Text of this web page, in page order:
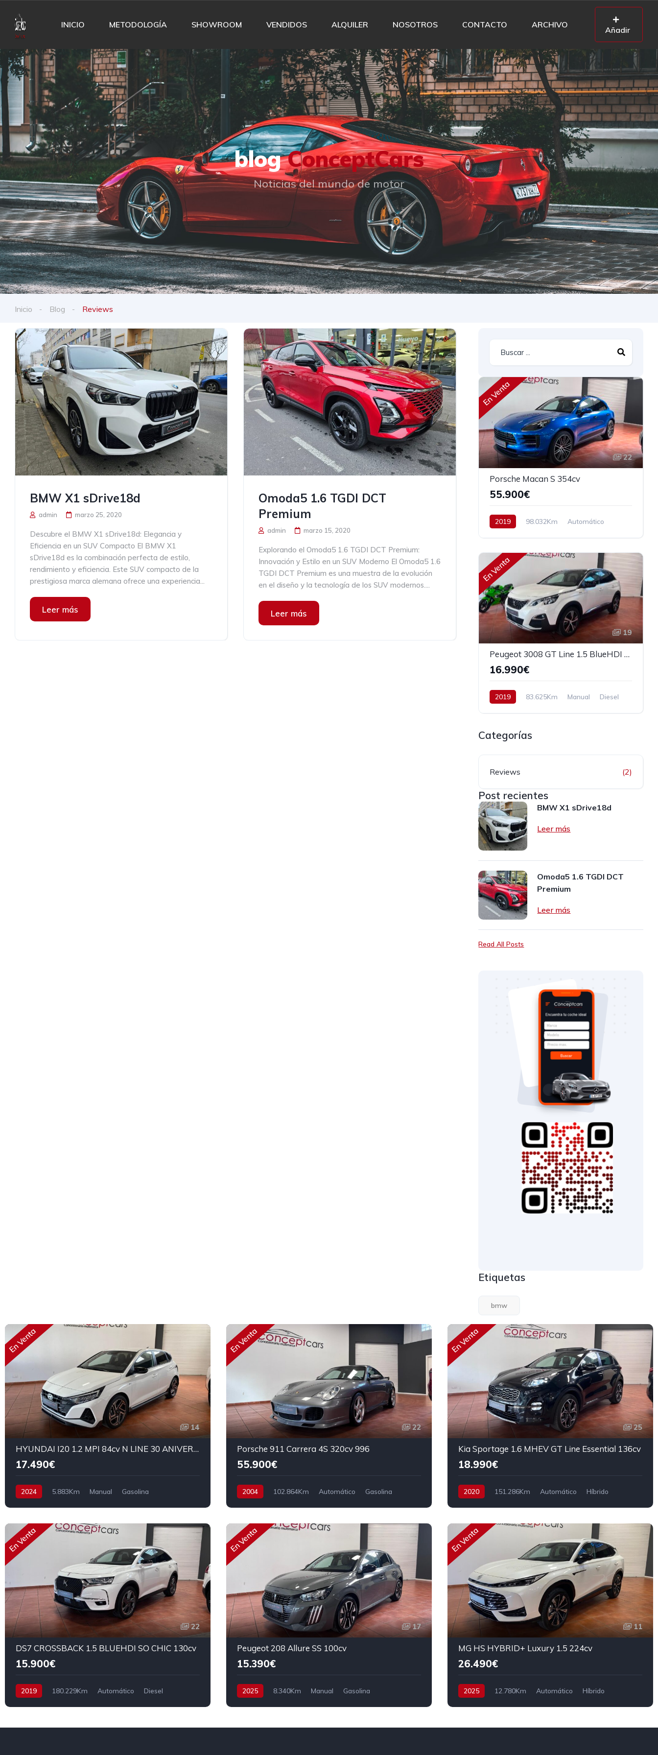
INICIO METODOLOGÍA SHOWROOM VENDIDOS ALQUILER NOSOTROS CONTACTO ARCHIVO
Añadir
blogConceptCars
Noticias del mundo de motor
Inicio Blog Reviews
BMW X1 sDrive18d
admin marzo 25, 2020
Descubre el BMW X1 sDrive18d: Elegancia y
Eficiencia en un SUV Compacto El BMW X1
sDrive18d es la combinación perfecta de estilo,
rendimiento y eficiencia. Este SUV compacto de la
prestigiosa marca alemana ofrece una experiencia...
Leer más
Omoda5 1.6 TGDI DCT
Premium
admin marzo 15, 2020
Explorando el Omoda5 1.6 TGDI DCT Premium:
Innovación y Estilo en un SUV Moderno El Omoda5 1.6
TGDI DCT Premium es una muestra de la evolución
en el diseño y la tecnología de los SUV modernos....
Leer más
En Venta
22
Porsche Macan S 354cv
55.900€
2019 98.032Km
Automático
En Venta
19
Peugeot 3008 GT Line 1.5 BlueHDI 130cv
16.990€
2019 83.625Km Manual
Diesel
Categorías
Reviews (2)
Post recientes
BMW X1 sDrive18d
Leer más
Omoda5 1.6 TGDI DCT
Premium
Leer más
Read All Posts
Etiquetas
bmw
En Venta
14
HYUNDAI I20 1.2 MPI 84cv N LINE 30 ANIVERSARIO
17.490€
2024 5.883Km Manual
Gasolina
En Venta
22
Porsche 911 Carrera 4S 320cv 996
55.900€
2004 102.864Km Automático
Gasolina
En Venta
25
Kia Sportage 1.6 MHEV GT Line Essential 136cv
18.990€
2020 151.286Km Automático
Híbrido
En Venta
22
DS7 CROSSBACK 1.5 BLUEHDI SO CHIC 130cv
15.900€
2019 180.229Km Automático
Diesel
En Venta
17
Peugeot 208 Allure SS 100cv
15.390€
2025 8.340Km Manual
Gasolina
En Venta
11
MG HS HYBRID+ Luxury 1.5 224cv
26.490€
2025 12.780Km Automático
Híbrido